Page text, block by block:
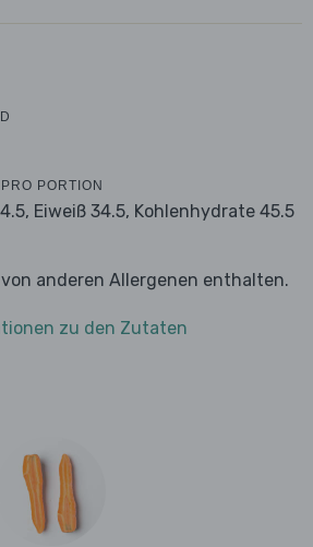
PORTION
Eiweiß 34.5, Kohlenhydrate 45.5
von anderen Allergenen enthalten.
zu den Zutaten